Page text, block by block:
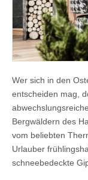
Wer sich in den
entscheiden mag,
Bergwäldern des
vom beliebten
Urlauber
schneebedeckte